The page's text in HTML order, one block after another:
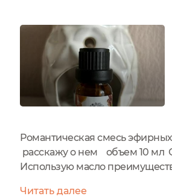
Романтическая смесь
расскажу о нем объем 10 мл
Использую масло
Читать далее